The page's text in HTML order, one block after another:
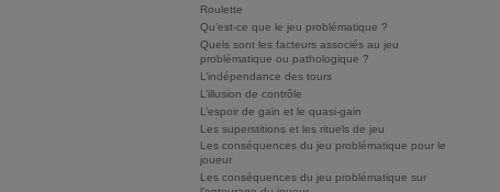
Roulette
Qu’est-ce que le jeu problématique ?
Quels sont les facteurs associés au jeu
problématique ou pathologique ?
L’indépendance des tours
L’illusion de contrôle
L’espoir de gain et le quasi-gain
Les superstitions et les rituels de jeu
Les conséquences du jeu problématique pour le
joueur
Les conséquences du jeu problématique sur